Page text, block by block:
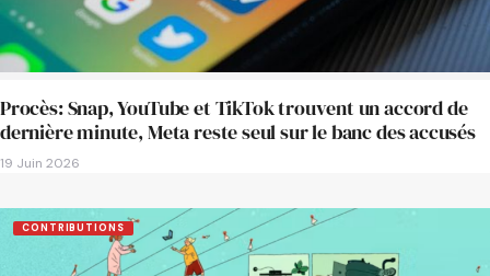
Procès: Snap, YouTube et TikTok trouvent un accord de
dernière minute, Meta reste seul sur le banc des accusés
19 Juin 2026
CONTRIBUTIONS